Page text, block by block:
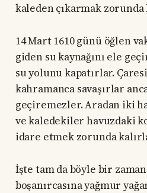
kaleden çıkarmak zorunda
14 Mart 1610 günü öğlen
giden su kaynağını ele
su yolunu kapatırlar.
kahramanca savaşırlar
geçiremezler. Aradan iki
ve kaledekiler havuzdaki
idare etmek zorunda
İşte tam da böyle bir
boşanırcasına yağmur